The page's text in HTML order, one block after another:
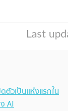
ตัวเป็นแห่งแรกใน
AI